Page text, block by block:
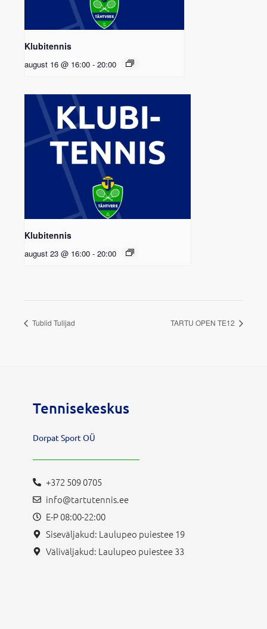
Klubitennis
august 16 @ 16:00 - 20:00
Klubitennis
august 23 @ 16:00 - 20:00
Tublid Tulijad TARTU OPEN TE12
Tennisekeskus
Dorpat Sport OÜ
+372 509 0705
info@tartutennis.ee
E-P 08:00-22:00
Siseväljakud: Laulupeo puiestee 19
Väliväljakud: Laulupeo puiestee 33